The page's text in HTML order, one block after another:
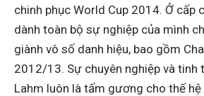
chinh phục World Cup 2014. Ở cấp
dành toàn bộ sự nghiệp của mình
giành vô số danh hiệu, bao gồm
2012/13. Sự chuyên nghiệp và tinh
Lahm luôn là tấm gương cho thế hệ